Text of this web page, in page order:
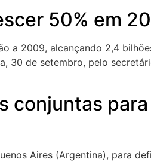
50% em
a 2009, alcançando 2,4
30 de setembro, pelo
conjuntas
Aires (Argentina), para